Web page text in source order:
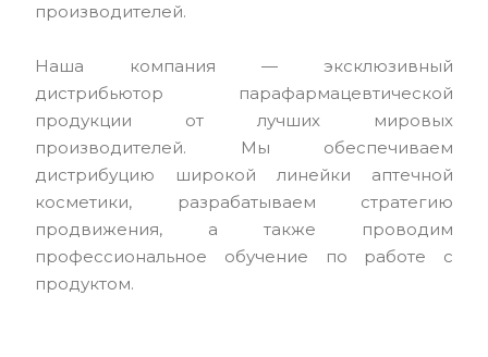
производителей.
Наша компания — эксклюзивный
дистрибьютор парафармацевтической
продукции от лучших мировых
производителей. Мы обеспечиваем
дистрибуцию широкой линейки аптечной
косметики, разрабатываем стратегию
продвижения, а также проводим
профессиональное обучение по работе с
продуктом.